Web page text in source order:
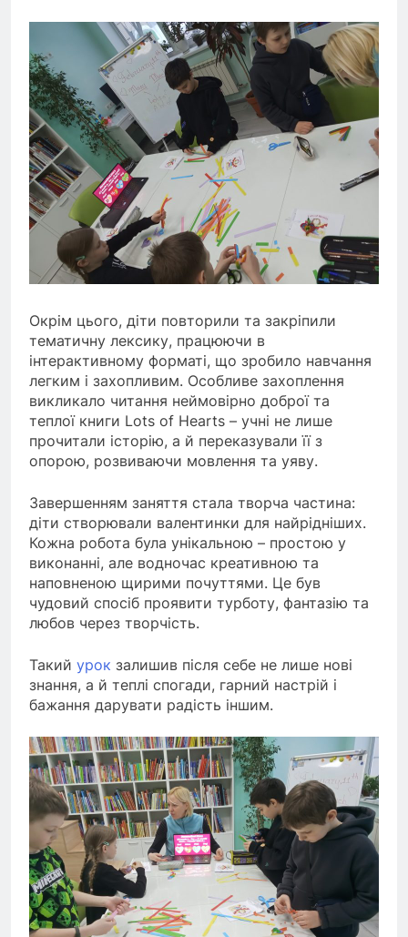
Окрім цього, діти повторили та закріпили
тематичну лексику, працюючи в
інтерактивному форматі, що зробило навчання
легким і захопливим. Особливе захоплення
викликало читання неймовірно доброї та
теплої книги Lots of Hearts – учні не лише
прочитали історію, а й переказували її з
опорою, розвиваючи мовлення та уяву.
Завершенням заняття стала творча частина:
діти створювали валентинки для найрідніших.
Кожна робота була унікальною – простою у
виконанні, але водночас креативною та
наповненою щирими почуттями. Це був
чудовий спосіб проявити турботу, фантазію та
любов через творчість.
Такий урок залишив після себе не лише нові
знання, а й теплі спогади, гарний настрій і
бажання дарувати радість іншим.